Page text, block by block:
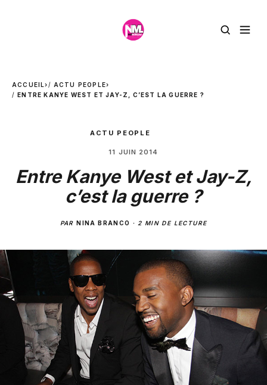
ACCUEIL› ACTU PEOPLE›
ENTRE KANYE WEST ET JAY-Z, C’EST LA GUERRE ?
ACTU PEOPLE
11 JUIN 2014
Entre Kanye West et Jay-Z,
c’est la guerre ?
PARNINA BRANCO · 2 MIN DE LECTURE